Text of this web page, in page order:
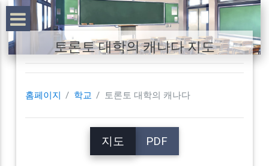
토론토 대학의 캐나다 지도
홈페이지 학교 토론토 대학의 캐나다
지도 PDF